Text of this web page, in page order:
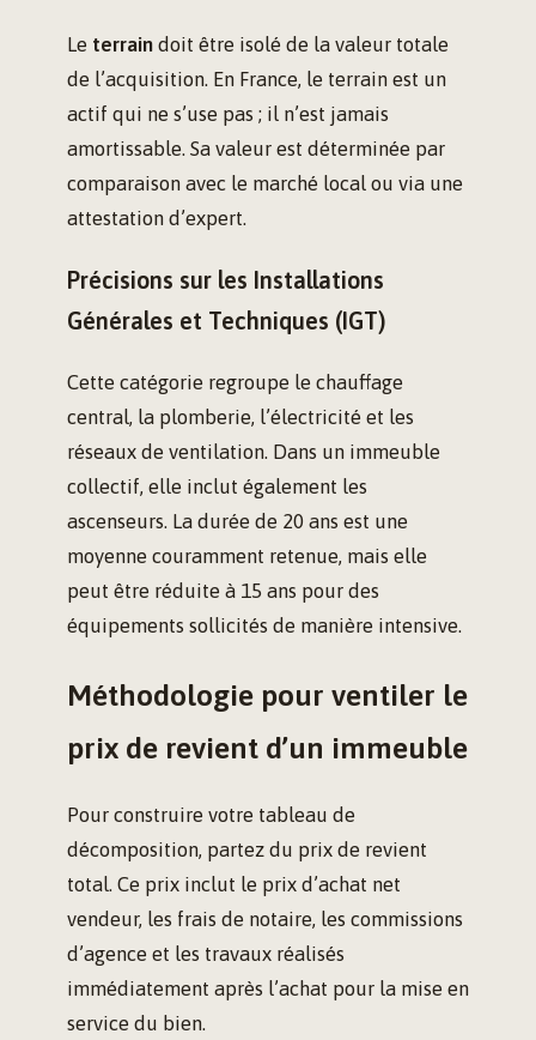
Le terrain doit être isolé de la valeur totale
de l’acquisition. En France, le terrain est un
actif qui ne s’use pas ; il n’est jamais
amortissable. Sa valeur est déterminée par
comparaison avec le marché local ou via une
attestation d’expert.
Précisions sur les Installations
Générales et Techniques (IGT)
Cette catégorie regroupe le chauffage
central, la plomberie, l’électricité et les
réseaux de ventilation. Dans un immeuble
collectif, elle inclut également les
ascenseurs. La durée de 20 ans est une
moyenne couramment retenue, mais elle
peut être réduite à 15 ans pour des
équipements sollicités de manière intensive.
Méthodologie pour ventiler le
prix de revient d’un immeuble
Pour construire votre tableau de
décomposition, partez du prix de revient
total. Ce prix inclut le prix d’achat net
vendeur, les frais de notaire, les commissions
d’agence et les travaux réalisés
immédiatement après l’achat pour la mise en
service du bien.